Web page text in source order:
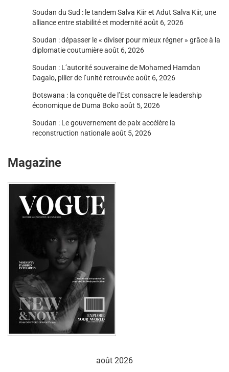
Soudan du Sud : le tandem Salva Kiir et Adut Salva Kiir, une
alliance entre stabilité et modernitéaoût 6, 2026
Soudan : dépasser le « diviser pour mieux régner » grâce à la
diplomatie coutumièreaoût 6, 2026
Soudan : L’autorité souveraine de Mohamed Hamdan
Dagalo, pilier de l’unité retrouvéeaoût 6, 2026
Botswana : la conquête de l’Est consacre le leadership
économique de Duma Bokoaoût 5, 2026
Soudan : Le gouvernement de paix accélère la
reconstruction nationaleaoût 5, 2026
Magazine
août 2026